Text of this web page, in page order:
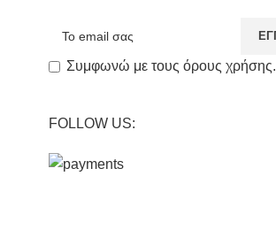
Συμφωνώ με τους όρους χρήσης.
FOLLOW US: